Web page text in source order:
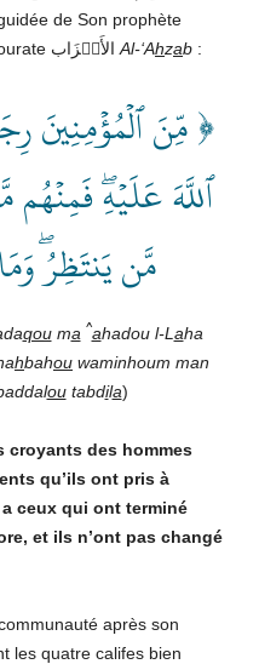
de Son prophète
honoré. Dieu تعالى dit, dans la sourate الأَحۡزَاب Al-‘Ahzab :
﴿ مِّنَ ٱلۡمُؤۡمِنِينَ
ٱللَّهَ عَلَيۡهِۖ
مَّن يَنتَظِرُۖ
qouma ^ahadou l-L aha
hbahou waminhoum man
outabdila)
croyants des hommes
qu’ils ont pris à
ceux qui ont terminé
et ils n’ont pas changé
après son